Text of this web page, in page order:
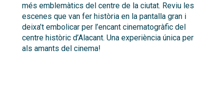
més emblemàtics del centre de la ciutat. Reviu les
escenes que van fer història en la pantalla gran i
deixa’t embolicar per l’encant cinematogràfic del
centre històric d’Alacant. Una experiència única per
als amants del cinema!